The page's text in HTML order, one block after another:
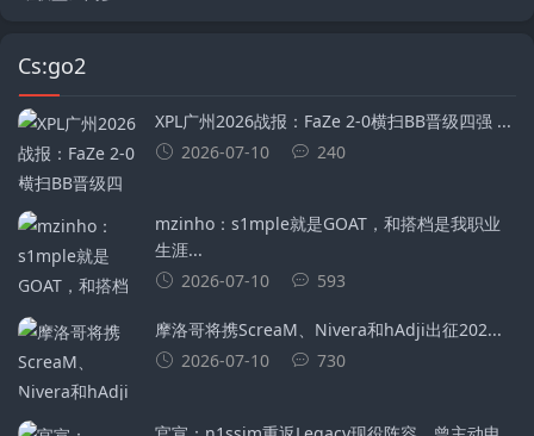
Cs:go2
XPL广州2026战报：FaZe 2-0横扫BB晋级四强 ...
2026-07-10
240
mzinho：s1mple就是GOAT，和搭档是我职业
生涯...
2026-07-10
593
摩洛哥将携ScreaM、Nivera和hAdji出征202...
2026-07-10
730